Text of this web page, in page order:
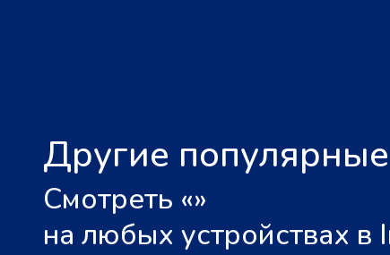
Другие
Смотреть «»
на любых устройствах в